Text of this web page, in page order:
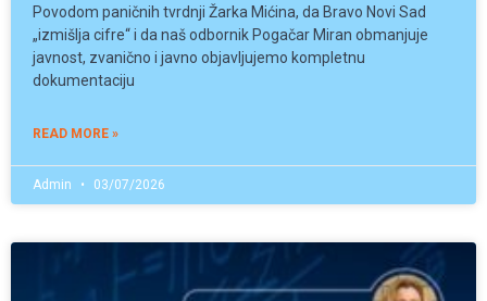
Povodom paničnih tvrdnji Žarka Mićina, da Bravo Novi Sad
„izmišlja cifre“ i da naš odbornik Pogačar Miran obmanjuje
javnost, zvanično i javno objavljujemo kompletnu
dokumentaciju
READ MORE »
Admin 03/07/2026